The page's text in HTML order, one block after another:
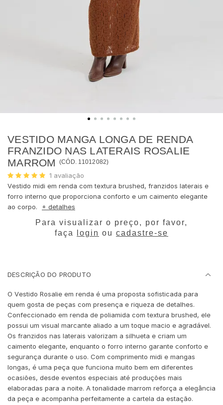
VESTIDO MANGA LONGA DE RENDA
FRANZIDO NAS LATERAIS ROSALIE
MARROM
(CÓD. 11012082)
1 avaliação
Vestido midi em renda com textura brushed, franzidos laterais e
forro interno que proporciona conforto e um caimento elegante
ao corpo.
+ detalhes
Para visualizar o preço, por favor,
faça
login ou cadastre-se
DESCRIÇÃO DO PRODUTO
O Vestido Rosalie em renda é uma proposta sofisticada para
quem gosta de peças com presença e riqueza de detalhes.
Confeccionado em renda de poliamida com textura brushed, ele
possui um visual marcante aliado a um toque macio e agradável.
Os franzidos nas laterais valorizam a silhueta e criam um
caimento elegante, enquanto o forro interno garante conforto e
segurança durante o uso. Com comprimento midi e mangas
longas, é uma peça que funciona muito bem em diferentes
ocasiões, desde eventos especiais até produções mais
elaboradas para a noite. A tonalidade marrom reforça a elegância
da peça e acompanha perfeitamente a cartela da estação.